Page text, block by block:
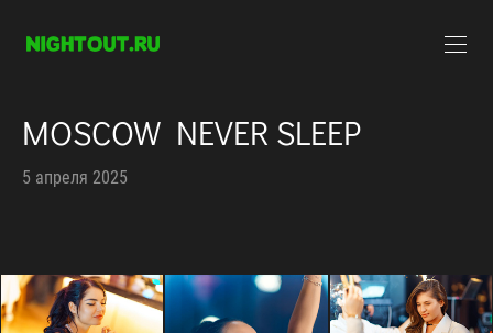
MOSCOW NEVER SLEEP
5 апреля 2025